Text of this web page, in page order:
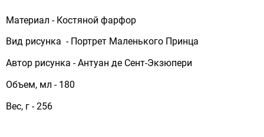
Материал - Костяной фарфор
Вид рисунка - Портрет Маленького Принца
Автор рисунка - Антуан де Сент-Экзюпери
Объем, мл - 180
Вес, г - 256